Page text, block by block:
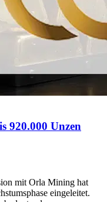
920.000 Unzen
mit Orla Mining hat
eingeleitet.